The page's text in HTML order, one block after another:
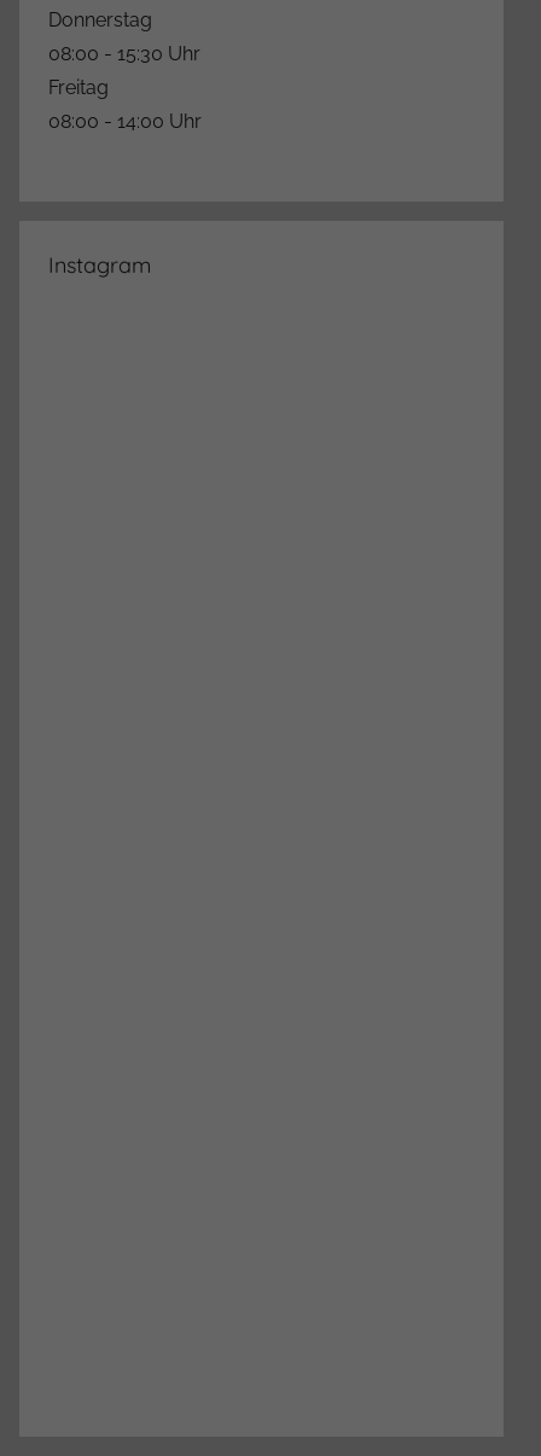
Donnerstag
08:00 - 15:30 Uhr
Freitag
08:00 - 14:00 Uhr
Instagram